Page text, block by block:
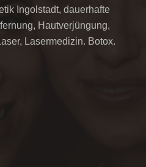
Ingolstadt, dauerhafte
Hautverjüngung,
Lasermedizin. Botox.